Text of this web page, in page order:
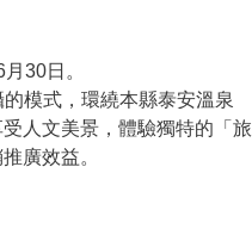
30日。
模式，環繞本縣泰安溫泉
人文美景，體驗獨特的「旅
廣效益。